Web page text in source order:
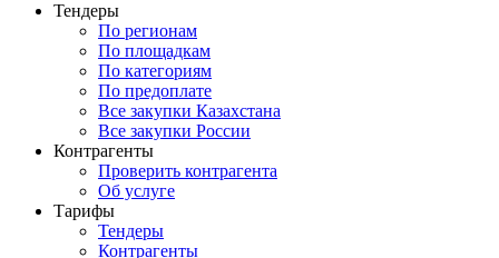
Тендеры
По регионам
По площадкам
По категориям
По предоплате
Все закупки Казахстана
Все закупки России
Контрагенты
Проверить контрагента
Об услуге
Тарифы
Тендеры
Контрагенты